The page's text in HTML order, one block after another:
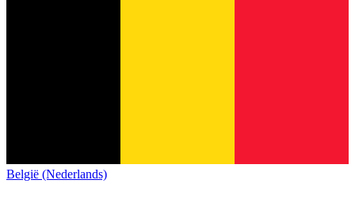
België (Nederlands)